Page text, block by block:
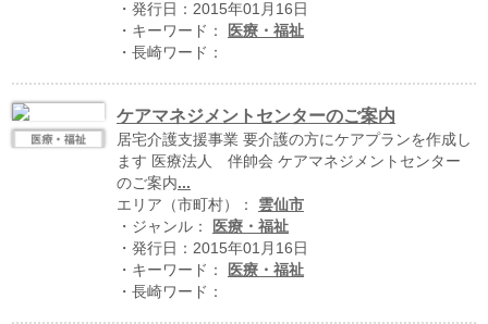
エリア
・発行日：2015年01月16日
・キーワード：
医療・福祉
・長崎ワード：
ケアマネジメントセンターのご案内
居宅介護支援事業 要介護の方にケアプランを作成し
ます 医療法人 伴帥会 ケアマネジメントセンター
のご案内...
エリア（市町村）： 雲仙市
・ジャンル：
医療・福祉
・発行日：2015年01月16日
・キーワード：
医療・福祉
・長崎ワード：
明治日本の産業革命遺産
長崎と天草地方の潜伏キリシタン
関連遺産
大学・専門学校ナビ
ハイスクールナビ
小・中学校ナビ